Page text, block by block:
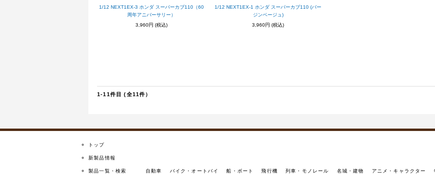
1/12 NEXT1EX-3 ホンダ スーパーカブ110（60
周年アニバーサリー）
3,960円 (税込)
1/12 NEXT1EX-1 ホンダ スーパーカブ110 (バー
ジンベージュ)
3,960円 (税込)
1-11件目 (全11件）
トップ
新製品情報
製品一覧・検索 自動車 バイク・オートバイ 船・ボート 飛行機 列車・モノレール 名城・建物 アニメ・キャラクター